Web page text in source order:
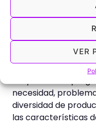
VER
Paso 3:
del producto
Es el momento de
quién.
necesidad,
diversidad de
las características